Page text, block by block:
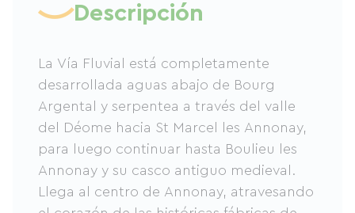
Descripción
La Vía Fluvial está completamente
desarrollada aguas abajo de Bourg
Argental y serpentea a través del valle
del Déome hacia St Marcel les Annonay,
para luego continuar hasta Boulieu les
Annonay y su casco antiguo medieval.
Llega al centro de Annonay, atravesando